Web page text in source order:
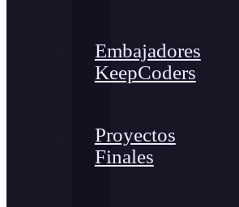
Embajadores
KeepCoders
Proyectos
Finales